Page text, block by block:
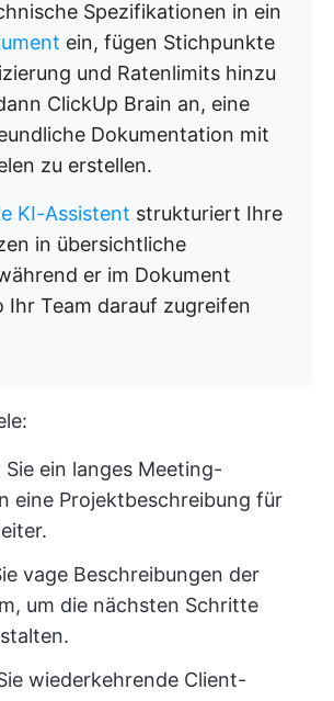
Spezifikationen in ein
ein, fügen Stichpunkte
und Ratenlimits hinzu
ClickUp Brain an, eine
Dokumentation mit
zu erstellen.
KI-Assistent strukturiert Ihre
in übersichtliche
er im Dokument
Ihr Team darauf zugreifen
ein langes Meeting-
eine Projektbeschreibung für
vage Beschreibungen der
um die nächsten Schritte
wiederkehrende Client-